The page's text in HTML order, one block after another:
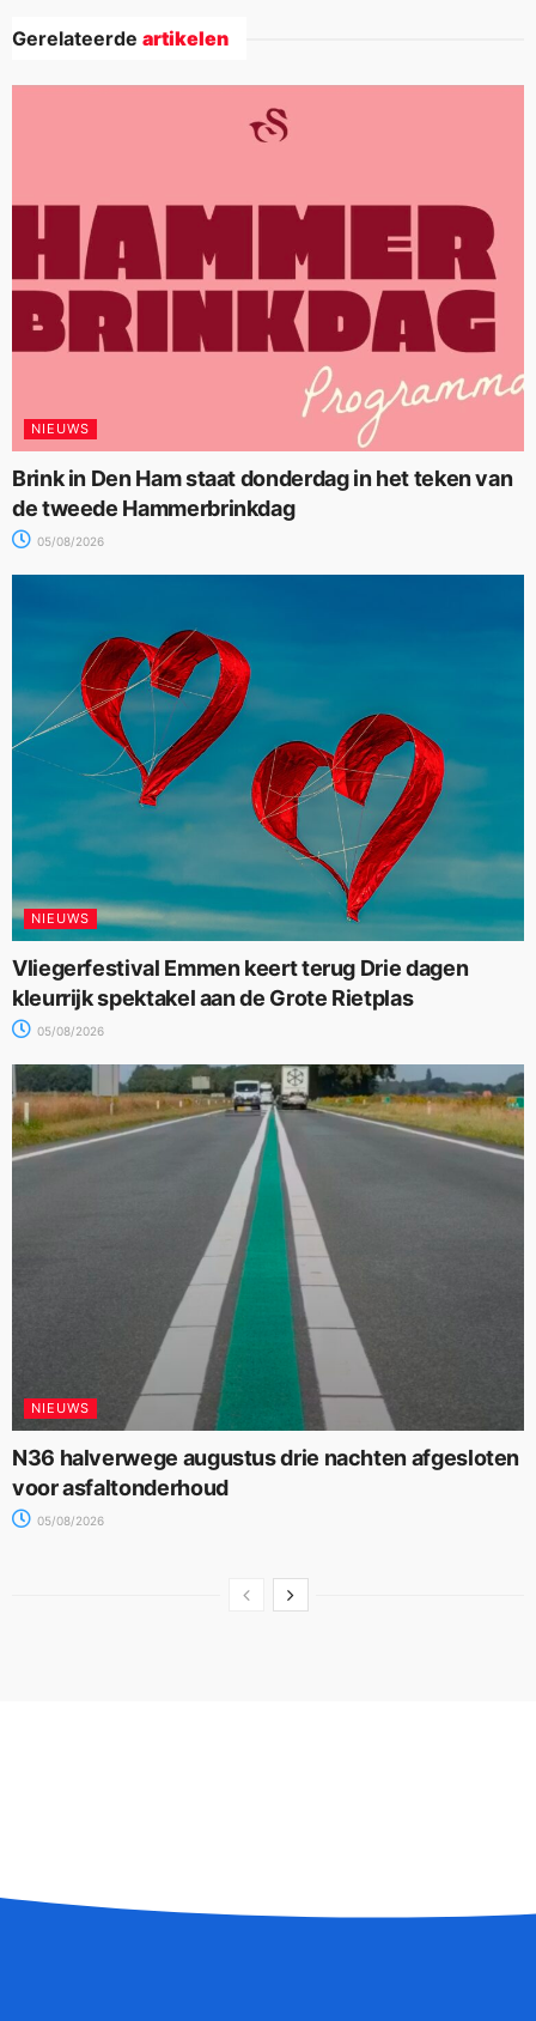
Gerelateerde artikelen
NIEUWS
Brink in Den Ham staat donderdag in het teken van
de tweede Hammerbrinkdag
05/08/2026
NIEUWS
Vliegerfestival Emmen keert terug Drie dagen
kleurrijk spektakel aan de Grote Rietplas
05/08/2026
NIEUWS
N36 halverwege augustus drie nachten afgesloten
voor asfaltonderhoud
05/08/2026